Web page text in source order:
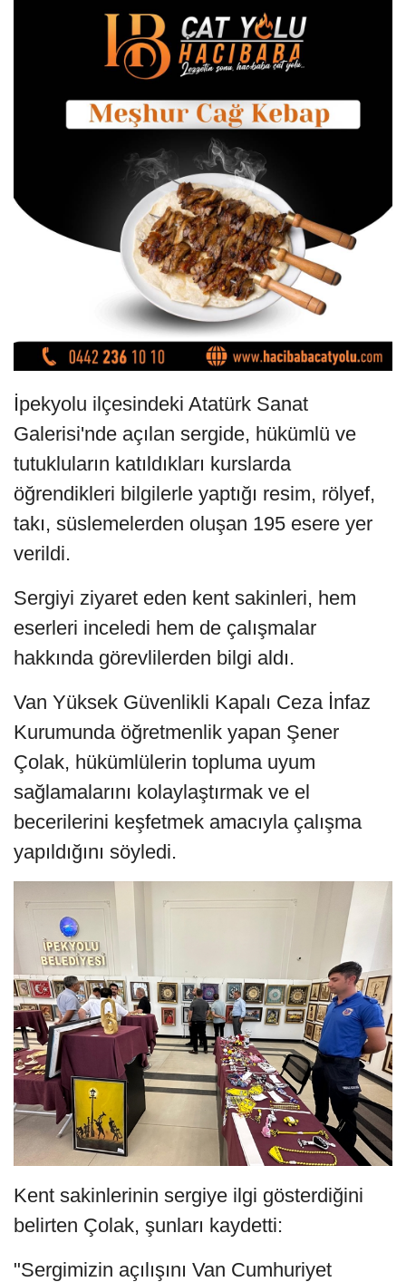
İpekyolu ilçesindeki Atatürk Sanat
Galerisi'nde açılan sergide, hükümlü ve
tutukluların katıldıkları kurslarda
öğrendikleri bilgilerle yaptığı resim, rölyef,
takı, süslemelerden oluşan 195 esere yer
verildi.
Sergiyi ziyaret eden kent sakinleri, hem
eserleri inceledi hem de çalışmalar
hakkında görevlilerden bilgi aldı.
Van Yüksek Güvenlikli Kapalı Ceza İnfaz
Kurumunda öğretmenlik yapan Şener
Çolak, hükümlülerin topluma uyum
sağlamalarını kolaylaştırmak ve el
becerilerini keşfetmek amacıyla çalışma
yapıldığını söyledi.
Kent sakinlerinin sergiye ilgi gösterdiğini
belirten Çolak, şunları kaydetti:
"Sergimizin açılışını Van Cumhuriyet